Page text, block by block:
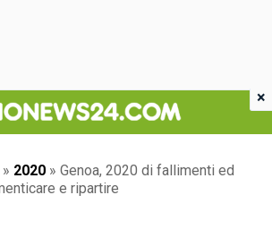
» 2020 » Genoa, 2020 di fallimenti ed
e ripartire
×